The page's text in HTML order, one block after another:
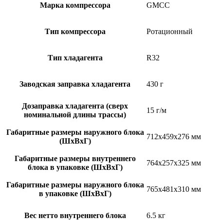
Марка компрессора GMCC
Тип компрессора Ротационный
Тип хладагента R32
Заводская заправка хладагента 430 г
Дозаправка хладагента (сверх
номинальной длины трассы)
15 г/м
Габаритные размеры наружного блока
(ШxВxГ)
712x459x276 мм
Габаритные размеры внутреннего
блока в упаковке (ШxВxГ)
764x257x325 мм
Габаритные размеры наружного блока
в упаковке (ШxВxГ)
765x481x310 мм
Вес нетто внутреннего блока 6.5 кг